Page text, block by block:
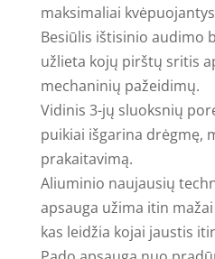
maksimaliai
Besiūlis ištisinio audimo
užlieta kojų pirštų sritis
mechaninių pažeidimų.
Vidinis 3-jų sluoksnių
puikiai išgarina drėgmę,
prakaitavimą.
Aliuminio naujausių
apsauga užima itin
kas leidžia kojai jaustis